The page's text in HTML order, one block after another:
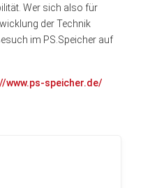
Wer sich also für
der Technik
im PS.Speicher auf
www.ps-speicher.de/